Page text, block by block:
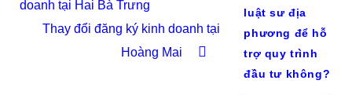
doanh tại Hai Bà Trưng
Thay đổi đăng ký kinh doanh tại
Hoàng Mai
luật sư địa
phương để hỗ
trợ quy trình
đầu tư không?